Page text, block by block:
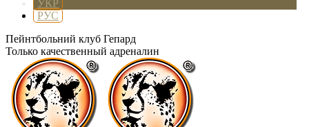
УКР
РУС
Пейнтбольний клуб Гепард
Только качественный адреналин